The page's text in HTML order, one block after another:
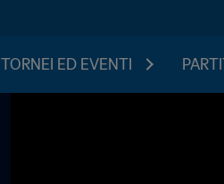
TORNEI ED EVENTI